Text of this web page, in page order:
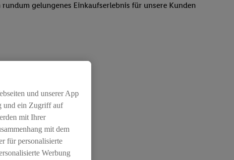
gelungenes Einkaufserlebnis für unsere Kunden
Position
und unserer App
und ein Zugriff auf
mit Ihrer
mit dem
für personalisierte
Werbung